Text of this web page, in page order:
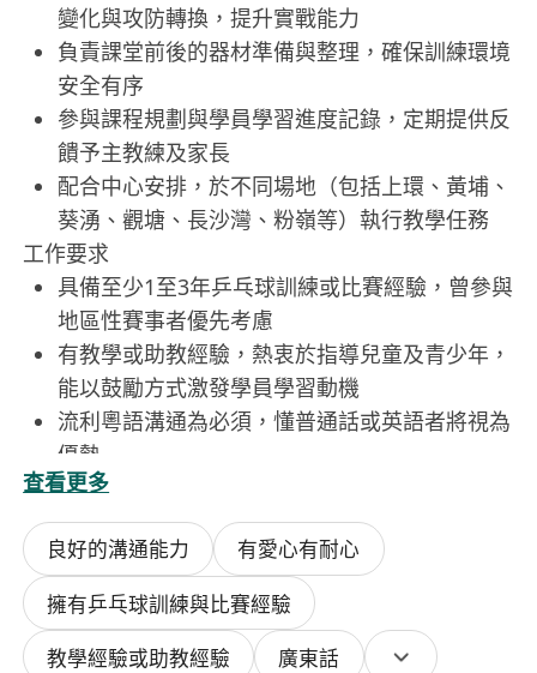
變化與攻防轉換，提升實戰能力
負責課堂前後的器材準備與整理，確保訓練環境
安全有序
參與課程規劃與學員學習進度記錄，定期提供反
饋予主教練及家長
配合中心安排，於不同場地（包括上環、黃埔、
葵湧、觀塘、長沙灣、粉嶺等）執行教學任務
工作要求
具備至少1至3年乒乓球訓練或比賽經驗，曾參與
地區性賽事者優先考慮
有教學或助教經驗，熱衷於指導兒童及青少年，
能以鼓勵方式激發學員學習動機
流利粵語溝通為必須，懂普通話或英語者將視為
優勢
具備良好表達能力與耐心，能清晰講解技術要點
並適應不同學習速度的學員
有責任感、守時，願意配合團隊合作與中心教學
方針
可於平日課後時間（下午4時後）或週末彈性上
班，工作時間可議
查看更多
良好的溝通能力
有愛心有耐心
擁有乒乓球訓練與比賽經驗
教學經驗或助教經驗
廣東話